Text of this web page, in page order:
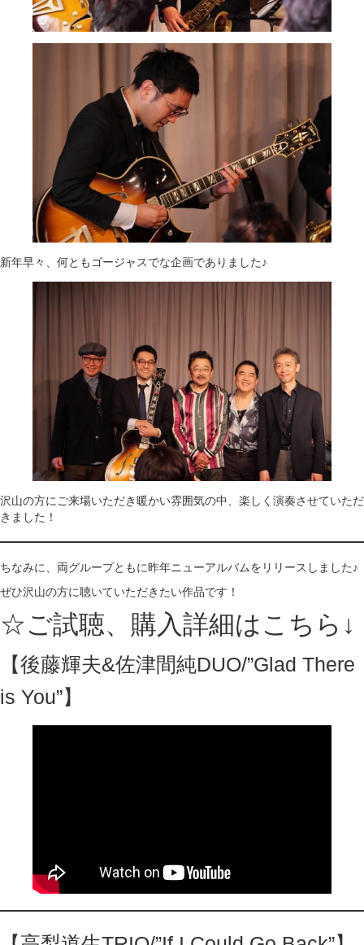
新年早々、何ともゴージャスでな企画でありました♪
沢山の方にご来場いただき暖かい雰囲気の中、楽しく演奏させていただ
きました！
ちなみに、両グループともに昨年ニューアルバムをリリースしました♪
ぜひ沢山の方に聴いていただきたい作品です！
☆ご試聴、購入詳細はこちら↓
【後藤輝夫&佐津間純DUO/”Glad There
is You”】